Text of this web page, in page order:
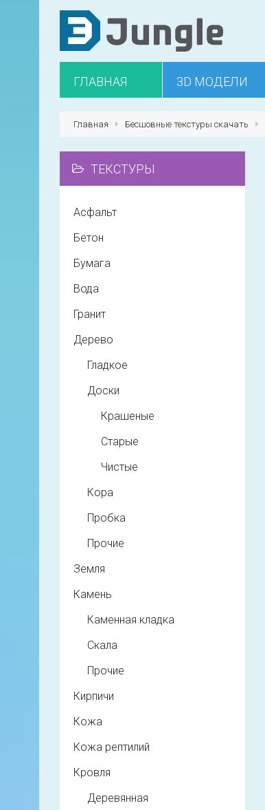
ГЛАВНАЯ 3D МОДЕЛИ
Главная Бесшовные текстуры скачать
ТЕКСТУРЫ
Асфальт
Бетон
Бумага
Вода
Гранит
Дерево
Гладкое
Доски
Крашеные
Старые
Чистые
Кора
Пробка
Прочие
Земля
Камень
Каменная кладка
Скала
Прочие
Кирпичи
Кожа
Кожа рептилий
Кровля
Деревянная